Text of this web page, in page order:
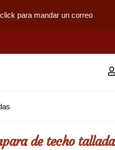
para mandar un correo
de techo tallada